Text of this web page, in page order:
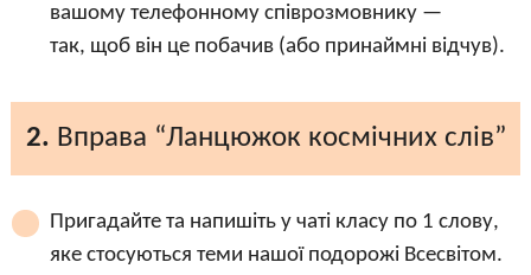
вашому телефонному співрозмовнику —
так, щоб він це побачив (або принаймні відчув).
2. Вправа “Ланцюжок космічних слів”
Пригадайте та напишіть у чаті класу по 1 слову,
яке стосуються теми нашої подорожі Всесвітом.